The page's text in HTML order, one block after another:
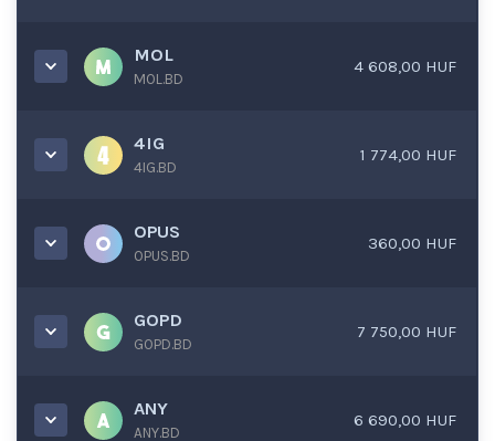
MOL
MOL.BD
4 608,00 HUF
4IG
4IG.BD
1 774,00 HUF
OPUS
OPUS.BD
360,00 HUF
GOPD
GOPD.BD
7 750,00 HUF
ANY
ANY.BD
6 690,00 HUF